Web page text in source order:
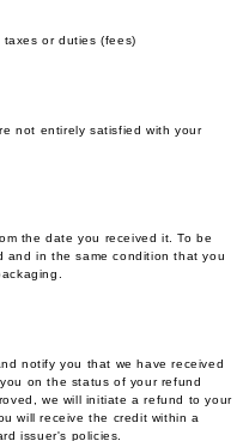
or duties (fees)
not entirely satisfied with your
the date you received it. To be
and in the same condition that you
notify you that we have received
on the status of your refund
we will initiate a refund to your
will receive the credit within a
issuer's policies.